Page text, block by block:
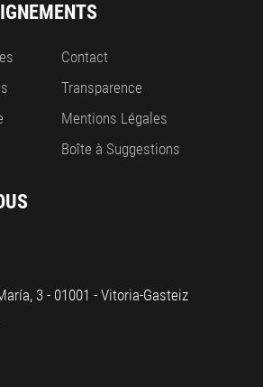
Contact
Transparence
Mentions Légales
Boîte à Suggestions
3 - 01001 - Vitoria-Gasteiz